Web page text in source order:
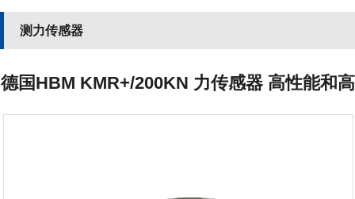
测力传感器
德国HBM KMR+/200KN 力传感器 高性能和高